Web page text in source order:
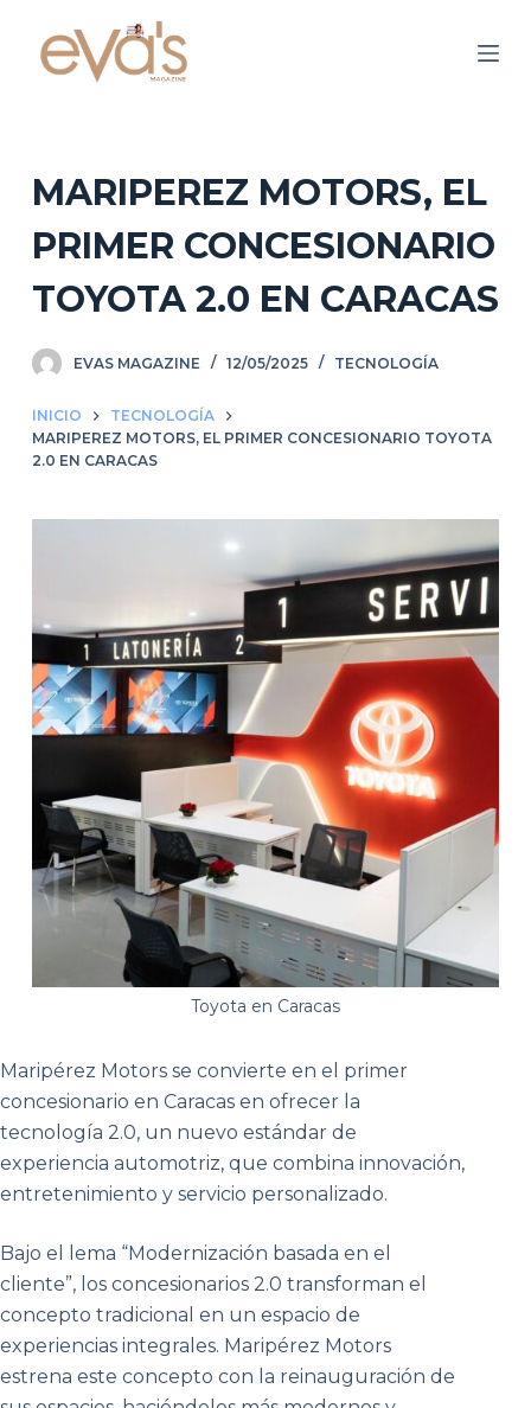
n
o
MARIPEREZ MOTORS, EL
PRIMER CONCESIONARIO
TOYOTA 2.0 EN CARACAS
EVAS MAGAZINE 12/05/2025 TECNOLOGÍA
INICIO
TECNOLOGÍA
MARIPEREZ MOTORS, EL PRIMER CONCESIONARIO TOYOTA
2.0 EN CARACAS
Toyota en Caracas
Maripérez Motors se convierte en el primer
concesionario en Caracas en ofrecer la
tecnología 2.0, un nuevo estándar de
experiencia automotriz, que combina innovación,
entretenimiento y servicio personalizado.
Bajo el lema “Modernización basada en el
cliente”, los concesionarios 2.0 transforman el
concepto tradicional en un espacio de
experiencias integrales. Maripérez Motors
estrena este concepto con la reinauguración de